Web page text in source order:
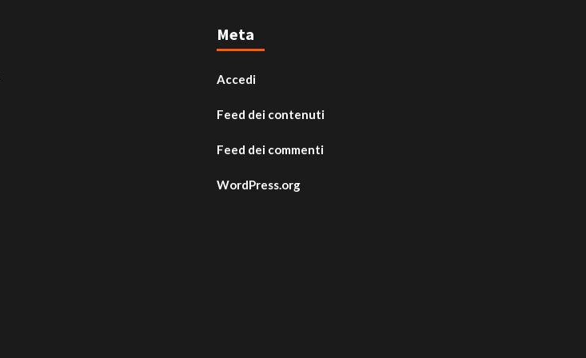
Meta
Accedi
Feed dei contenuti
Feed dei commenti
WordPress.org